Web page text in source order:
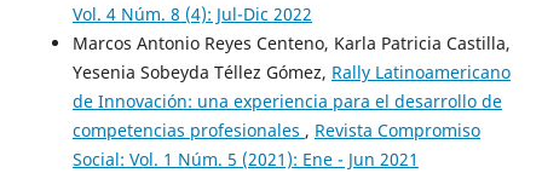
Vol. 4 Núm. 8 (4): Jul-Dic 2022
Marcos Antonio Reyes Centeno, Karla Patricia Castilla,
Yesenia Sobeyda Téllez Gómez, Rally Latinoamericano
de Innovación: una experiencia para el desarrollo de
competencias profesionales , Revista Compromiso
Social: Vol. 1 Núm. 5 (2021): Ene - Jun 2021